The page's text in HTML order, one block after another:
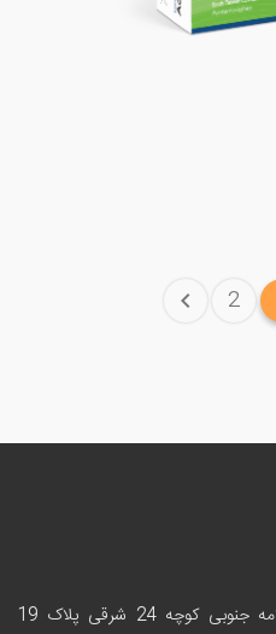
2
دفتر مرکزی :سعادت اباد خیابان علامه جنوبی کوچه 24 شرقی پلاک 19